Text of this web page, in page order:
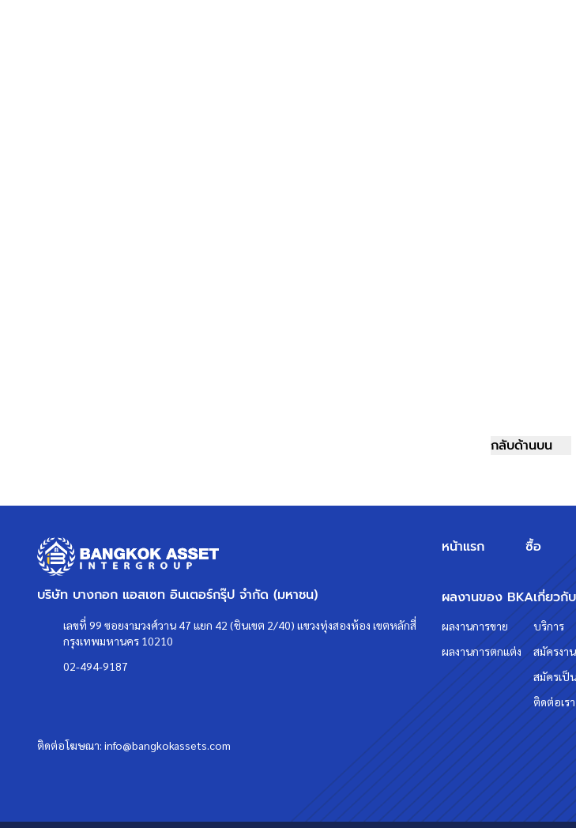
กลับด้านบน
บริษัท บางกอก แอสเซท อินเตอร์กรุ๊ป จำกัด (มหาชน)
เลขที่ 99 ซอยงามวงศ์วาน 47 แยก 42 (ชินเขต 2/40) แขวงทุ่งสองห้อง เขตหลักสี่
กรุงเทพมหานคร 10210
02-494-9187
ติดต่อโฆษณา: info@bangkokassets.com
หน้าแรก ซื้อ
ผลงานของ BKA
ผลงานการขาย
ผลงานการตกแต่ง
เกี่ยวกั
บริการ
สมัครงาน
สมัครเป็
ติดต่อเรา